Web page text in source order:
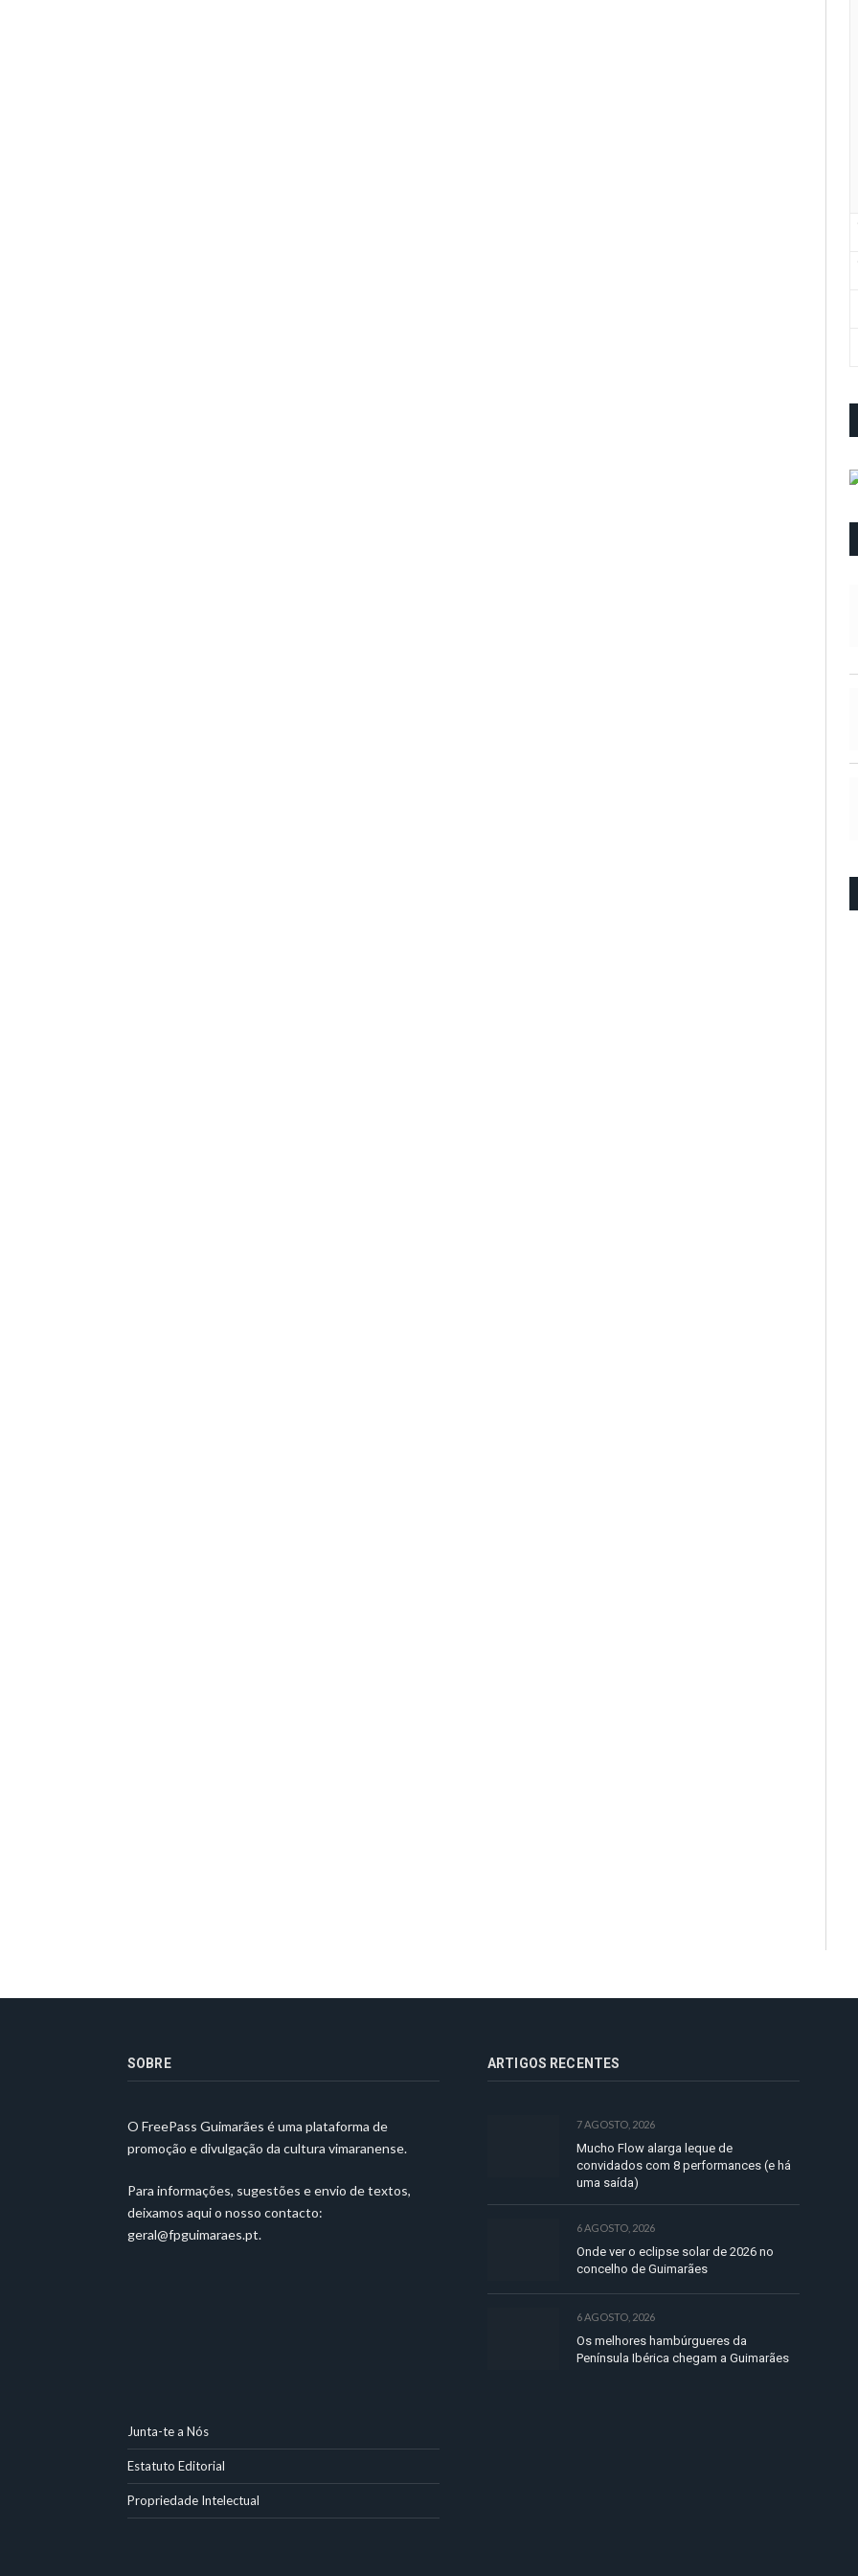
SOBRE
O FreePass Guimarães é uma plataforma de
promoção e divulgação da cultura vimaranense.
Para informações, sugestões e envio de textos,
deixamos aqui o nosso contacto:
geral@fpguimaraes.pt.
ARTIGOS RECENTES
7 AGOSTO, 2026
Mucho Flow alarga leque de
convidados com 8 performances (e há
uma saída)
6 AGOSTO, 2026
Onde ver o eclipse solar de 2026 no
concelho de Guimarães
6 AGOSTO, 2026
Os melhores hambúrgueres da
Península Ibérica chegam a Guimarães
Junta-te a Nós
Estatuto Editorial
Propriedade Intelectual